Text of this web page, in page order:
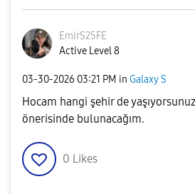
EmirS25FE
Active Level 8
‎03-30-2026 03:21 PM in Galaxy S
Hocam hangi şehir de
önerisinde bulunacağım.
0 Likes